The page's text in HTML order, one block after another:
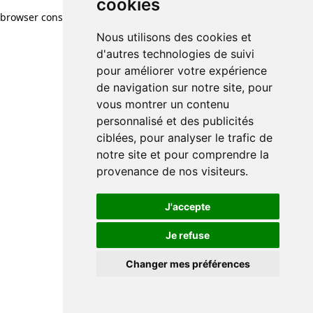
cookies
Nous utilisons des cookies et
d'autres technologies de suivi
pour améliorer votre expérience
de navigation sur notre site, pour
vous montrer un contenu
personnalisé et des publicités
ciblées, pour analyser le trafic de
notre site et pour comprendre la
provenance de nos visiteurs.
J'accepte
Je refuse
Changer mes préférences
browser console for more information)